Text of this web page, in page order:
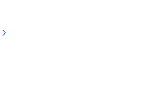
ІНСТИТУТ 2